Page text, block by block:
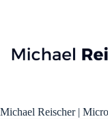
Michael Reischer |